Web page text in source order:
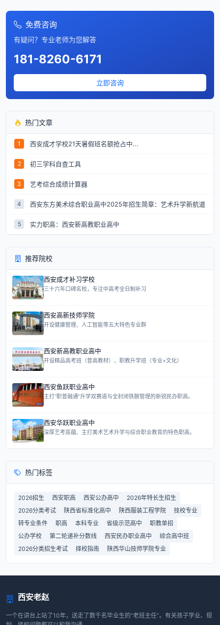
免费咨询
有疑问？专业老师为您解答
181-8260-6171
立即咨询
热门文章
1 西安成才学校21天暑假班名额抢占中...
2 初三学科自查工具
3 艺考综合成绩计算器
4 西安东方美术综合职业高中2025年招生简章：艺术升学新航道
5 实力职高：西安新高教职业高中
推荐院校
西安成才补习学校
三十六年口碑名校，专注中高考全日制补习
西安高新技师学院
开设健康管理、人工智能等五大特色专业群
西安新高教职业高中
开设精品高考班（普高教材）、职教升学班（专业+文化）
西安鱼跃职业高中
主打“职普融通”升学双赛道与全封闭铁腕管理的新锐民办职高。
西安华跃职业高中
深厚艺考底蕴、主打美术艺术升学与综合职业教育的特色职高。
热门标签
2026招生 西安职高 西安公办高中
2026年特长生招生
2026分类考试
陕西省标准化高中 陕西服装工程学院
技校专业
转专业条件
职高 本科专业 省级示范高中
职教单招
公办学校
第二轮递补分数线 西安民办职业高中
综合高中班
2026分类招生考试
择校指南 陕西华山技师学院专业
西安老赵
一个在讲台上站了10年，送走了数千名毕业生的“老班主任”。有关孩子学业、规